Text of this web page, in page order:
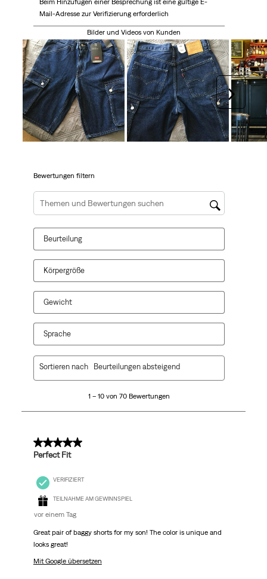
Sie
diese
um
den
Artikel
mit
1
Stern
zu
bewerten.
Aktion
wird
das
Eingabeformular
geöffnet.
Sie
diese
Option,
um
den
Artikel
mit
2
Sternen
zu
bewerten.
Aktion
wird
das
Eingabeformular
geöffnet.
Sie
diese
Option,
um
den
Artikel
mit
3
Sternen
zu
bewerten.
wird
das
Eingabeformular
geöffnet.
Sie
diese
Option,
um
den
Artikel
mit
4
Sternen
zu
bewerten.
wird
das
Eingabeformular
geöffnet.
Sie
um
den
Artikel
mit
5
Sternen
zu
bewerten.
wird
Eingabeformular
geöffnet.
Beim Hinzufügen einer Besprechung ist eine gültige E-
Mail-Adresse zur Verifizierung erforderlich
Bilder und Videos von Kunden
Bewertungen filtern
Suchthemen und Bewertungen Suchregion
Beurteilung
Körpergröße
Gewicht
Sprache
70
1 – 10 von 70 Bewertungen
Sortieren nach Beurteilungen absteigend
5 von 5 Sternen.
Perfect Fit
VERIFIZIERT
TEILNAHME AM GEWINNSPIEL
vor einem Tag
Great pair of baggy shorts for my son! The color is unique and
looks great!
Mit Google übersetzen